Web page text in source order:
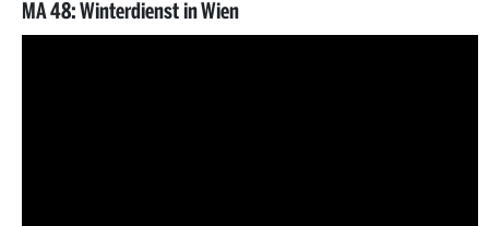
MA 48: Winterdienst in Wien